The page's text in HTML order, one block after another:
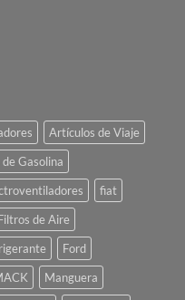
Artículos de Viaje
de Gasolina
fiat
de Aire
Ford
Manguera